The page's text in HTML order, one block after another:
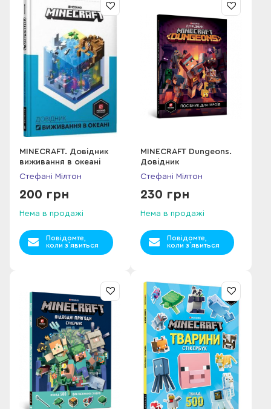
MINECRAFT. Довідник
виживання в океані
Стефані Мілтон
200 грн
Нема в продажі
Повідомте,
коли з`явиться
MINECRAFT Dungeons.
Довідник
Стефані Мілтон
230 грн
Нема в продажі
Повідомте,
коли з`явиться